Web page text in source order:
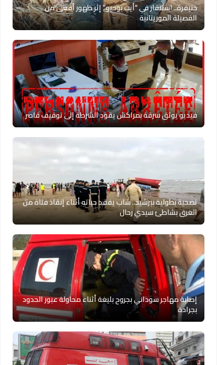
خنيفرة.. استنفار في “أيت بوخيو” إثر ظهور أفعى من
الفصيلة الموريتانية
فيديو يوثق سرقة بمراكش يقود الشرطة إلى توقيف قاصر
تضحية بطولية ببرشيد.. شاب يفقد حياته أثناء إنقاذ فتاة من
الغرق بشاطئ سيدي رحال
إصابة مهاجر سوداني بجروح بليغة أثناء محاولة عبور الحدود
بجرادة